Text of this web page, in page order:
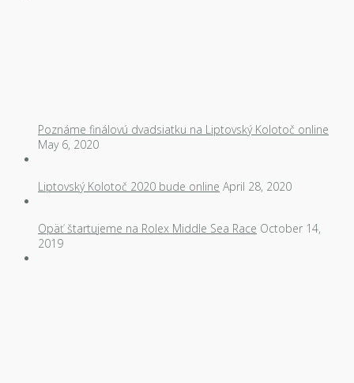
Poznáme finálovú dvadsiatku na Liptovský Kolotoč online
May 6, 2020
Liptovský Kolotoč 2020 bude online April 28, 2020
Opäť štartujeme na Rolex Middle Sea Race October 14,
2019